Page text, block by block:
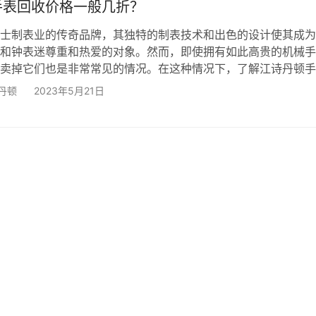
回收价格一般几折？
制表业的传奇品牌，其独特的制表技术和出色的设计使其成
钟表迷尊重和热爱的对象。然而，即使拥有如此高贵的机械手
掉它们也是非常常见的情况。在这种情况下，了解江诗丹顿
是非常重要的。 如果您想要卖掉或回收江诗丹顿手表，回收
顿 2023年5月21日